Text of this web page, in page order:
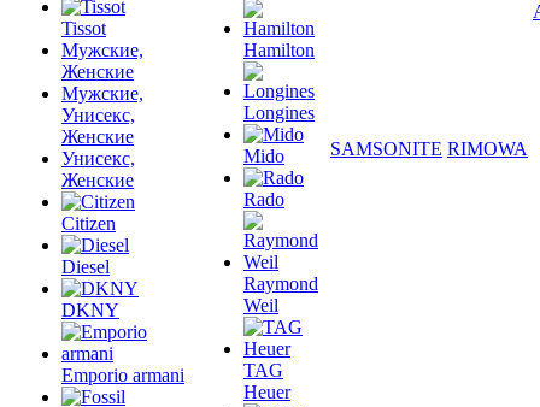
Tissot
Мужские,
Женские
Мужские,
Унисекс,
Женские
Унисекс,
Женские
Citizen
Diesel
DKNY
Emporio armani
Hamilton
Longines
Mido
Rado
Raymond
Weil
TAG
Heuer
SAMSONITE RIMOWA